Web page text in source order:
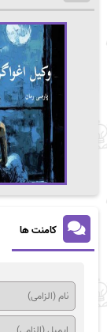
کامنت ها